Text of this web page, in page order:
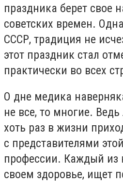
праздника берет свое
советских времен.
СССР, традиция не
этот праздник стал
практически во всех
О дне медика
не все, то многие.
хоть раз в жизни
с представителями
профессии. Каждый из
своем здоровье, ищет